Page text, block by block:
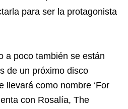
para ser la protagonista
a poco también se están
de un próximo disco
llevará como nombre ‘For
con Rosalía, The